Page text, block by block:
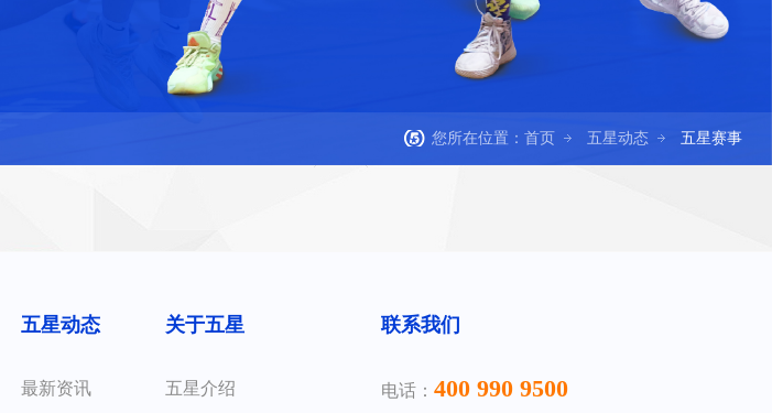
您所在位置：首页 五星动态 五星赛事
五星动态
最新资讯
关于五星
五星介绍
联系我们
电话：400 990 9500